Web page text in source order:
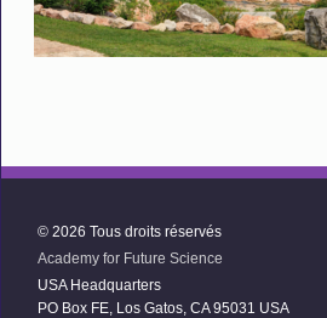
© 2026 Tous droits réservés
Academy for Future Science
USA Headquarters
PO Box FE, Los Gatos, CA 95031 USA